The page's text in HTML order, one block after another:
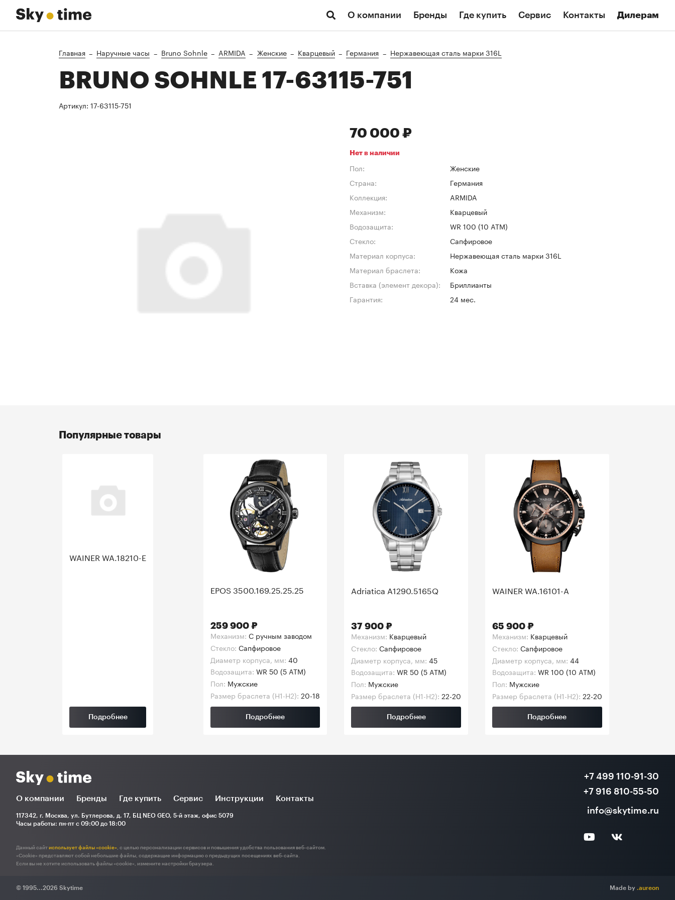
О компании Бренды Где купить Сервис Контакты Дилерам
Главная Наручные часы Bruno Sohnle ARMIDA Женские Кварцевый Германия Нержавеющая сталь марки 316L
BRUNO SOHNLE 17-63115-751
Артикул: 17-63115-751
70 000 ₽
Нет в наличии
Пол:
Женские
Страна:
Германия
Коллекция:
ARMIDA
Механизм:
Кварцевый
Водозащита:
WR 100 (10 ATM)
Стекло:
Сапфировое
Материал корпуса:
Нержавеющая сталь марки 316L
Материал браслета:
Кожа
Вставка (элемент декора):
Бриллианты
Гарантия:
24 мес.
Популярные товары
WAINER WA.18210-E
Подробнее
EPOS 3500.169.25.25.25
259 900 ₽
Механизм: C ручным заводом
Стекло: Сапфировое
Диаметр корпуса, мм: 40
Водозащита: WR 50 (5 ATM)
Пол: Мужские
Размер браслета (H1-H2): 20-18
Подробнее
Adriatica A1290.5165Q
37 900 ₽
Механизм: Кварцевый
Стекло: Сапфировое
Диаметр корпуса, мм: 45
Водозащита: WR 50 (5 ATM)
Пол: Мужские
Размер браслета (H1-H2): 22-20
Подробнее
WAINER WA.16101-A
65 900 ₽
Механизм: Кварцевый
Стекло: Сапфировое
Диаметр корпуса, мм: 44
Водозащита: WR 100 (10 ATM)
Пол: Мужские
Размер браслета (H1-H2): 22-20
Подробнее
О компании Бренды Где купить Сервис Инструкции Контакты
117342, г. Москва, ул. Бутлерова, д. 17, БЦ NEO GEO, 5-й этаж, офис 5079
Часы работы: пн-пт с 09:00 до 18:00
+7 499 110-91-30
+7 916 810-55-50
info@skytime.ru
Данный сайт использует файлы «cookie», с целью персонализации сервисов и повышения удобства пользования веб-сайтом.
«Cookie» представляют собой небольшие файлы, содержащие информацию о предыдущих посещениях веб-сайта.
Если вы не хотите использовать файлы «cookie», измените настройки браузера.
© 1995...2026 Skytime Made by .aureon